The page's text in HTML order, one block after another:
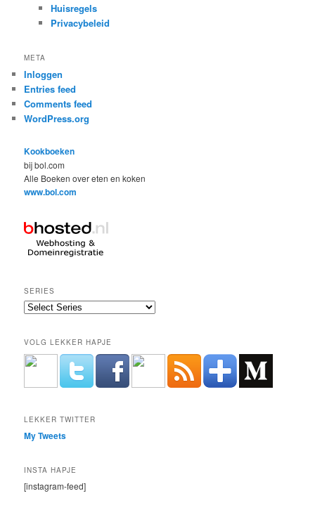
Huisregels
Privacybeleid
META
Inloggen
Entries feed
Comments feed
WordPress.org
Kookboeken
bij bol.com
Alle Boeken over eten en koken
www.bol.com
SERIES
VOLG LEKKER HAPJE
LEKKER TWITTER
My Tweets
INSTA HAPJE
[instagram-feed]